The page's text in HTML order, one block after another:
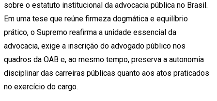
sobre o estatuto institucional da advocacia pública no Brasil.
Em uma tese que reúne firmeza dogmática e equilíbrio
prático, o Supremo reafirma a unidade essencial da
advocacia, exige a inscrição do advogado público nos
quadros da OAB e, ao mesmo tempo, preserva a autonomia
disciplinar das carreiras públicas quanto aos atos praticados
no exercício do cargo.